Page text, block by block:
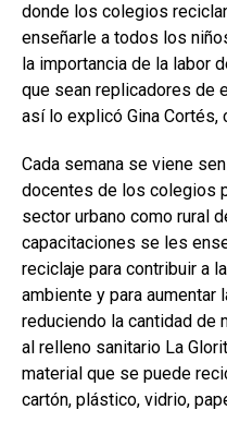
donde los colegios
enseñarle a todos los
la importancia de la labor
que sean replicadores de
así lo explicó Gina Cortés,
Cada semana se viene
docentes de los colegios
sector urbano como rural
capacitaciones se les
reciclaje para contribuir a
ambiente y para aumentar
reduciendo la cantidad de
al relleno sanitario La
material que se puede
cartón, plástico, vidrio,